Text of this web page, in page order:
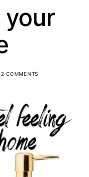
your
2 COMMENTS